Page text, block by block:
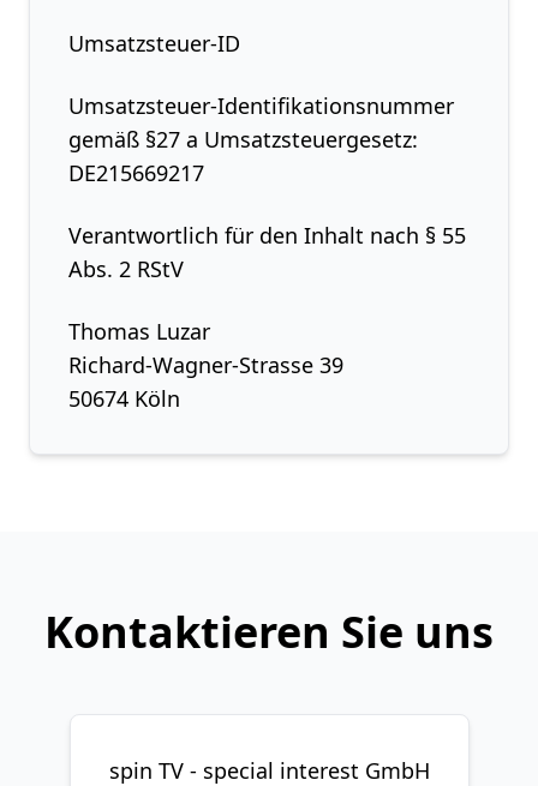
Umsatzsteuer-ID
Umsatzsteuer-Identifikationsnummer
gemäß §27 a Umsatzsteuergesetz:
DE215669217
Verantwortlich für den Inhalt nach § 55
Abs. 2 RStV
Thomas Luzar
Richard-Wagner-Strasse 39
50674 Köln
Kontaktieren Sie uns
spin TV - special interest GmbH